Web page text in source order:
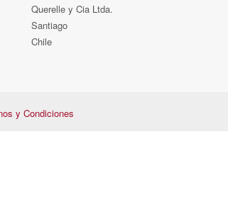
Querelle y Cia Ltda.
Santiago
Chile
y Condiciones